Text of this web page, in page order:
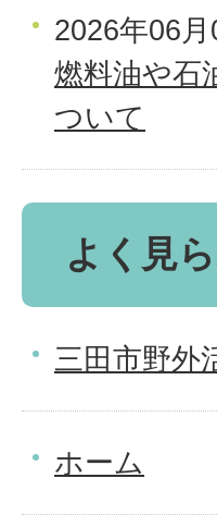
2026年06月
燃料油や石
ついて
よく見
三田市野外
ホーム